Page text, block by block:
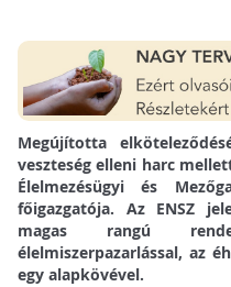
Megújította
veszteség elleni harc
Élelmezésügyi és
főigazgatója. Az ENSZ
magas rangú
élelmiszerpazarlással, az
egy alapkövével.